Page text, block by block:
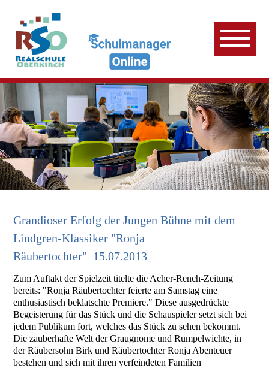
Grandioser Erfolg der Jungen Bühne mit dem
Lindgren-Klassiker "Ronja
Räubertochter" 15.07.2013
Zum Auftakt der Spielzeit titelte die Acher-Rench-Zeitung
bereits: "Ronja Räubertochter feierte am Samstag eine
enthusiastisch beklatschte Premiere." Diese ausgedrückte
Begeisterung für das Stück und die Schauspieler setzt sich bei
jedem Publikum fort, welches das Stück zu sehen bekommt.
Die zauberhafte Welt der Graugnome und Rumpelwichte, in
der Räubersohn Birk und Räubertochter Ronja Abenteuer
bestehen und sich mit ihren verfeindeten Familien